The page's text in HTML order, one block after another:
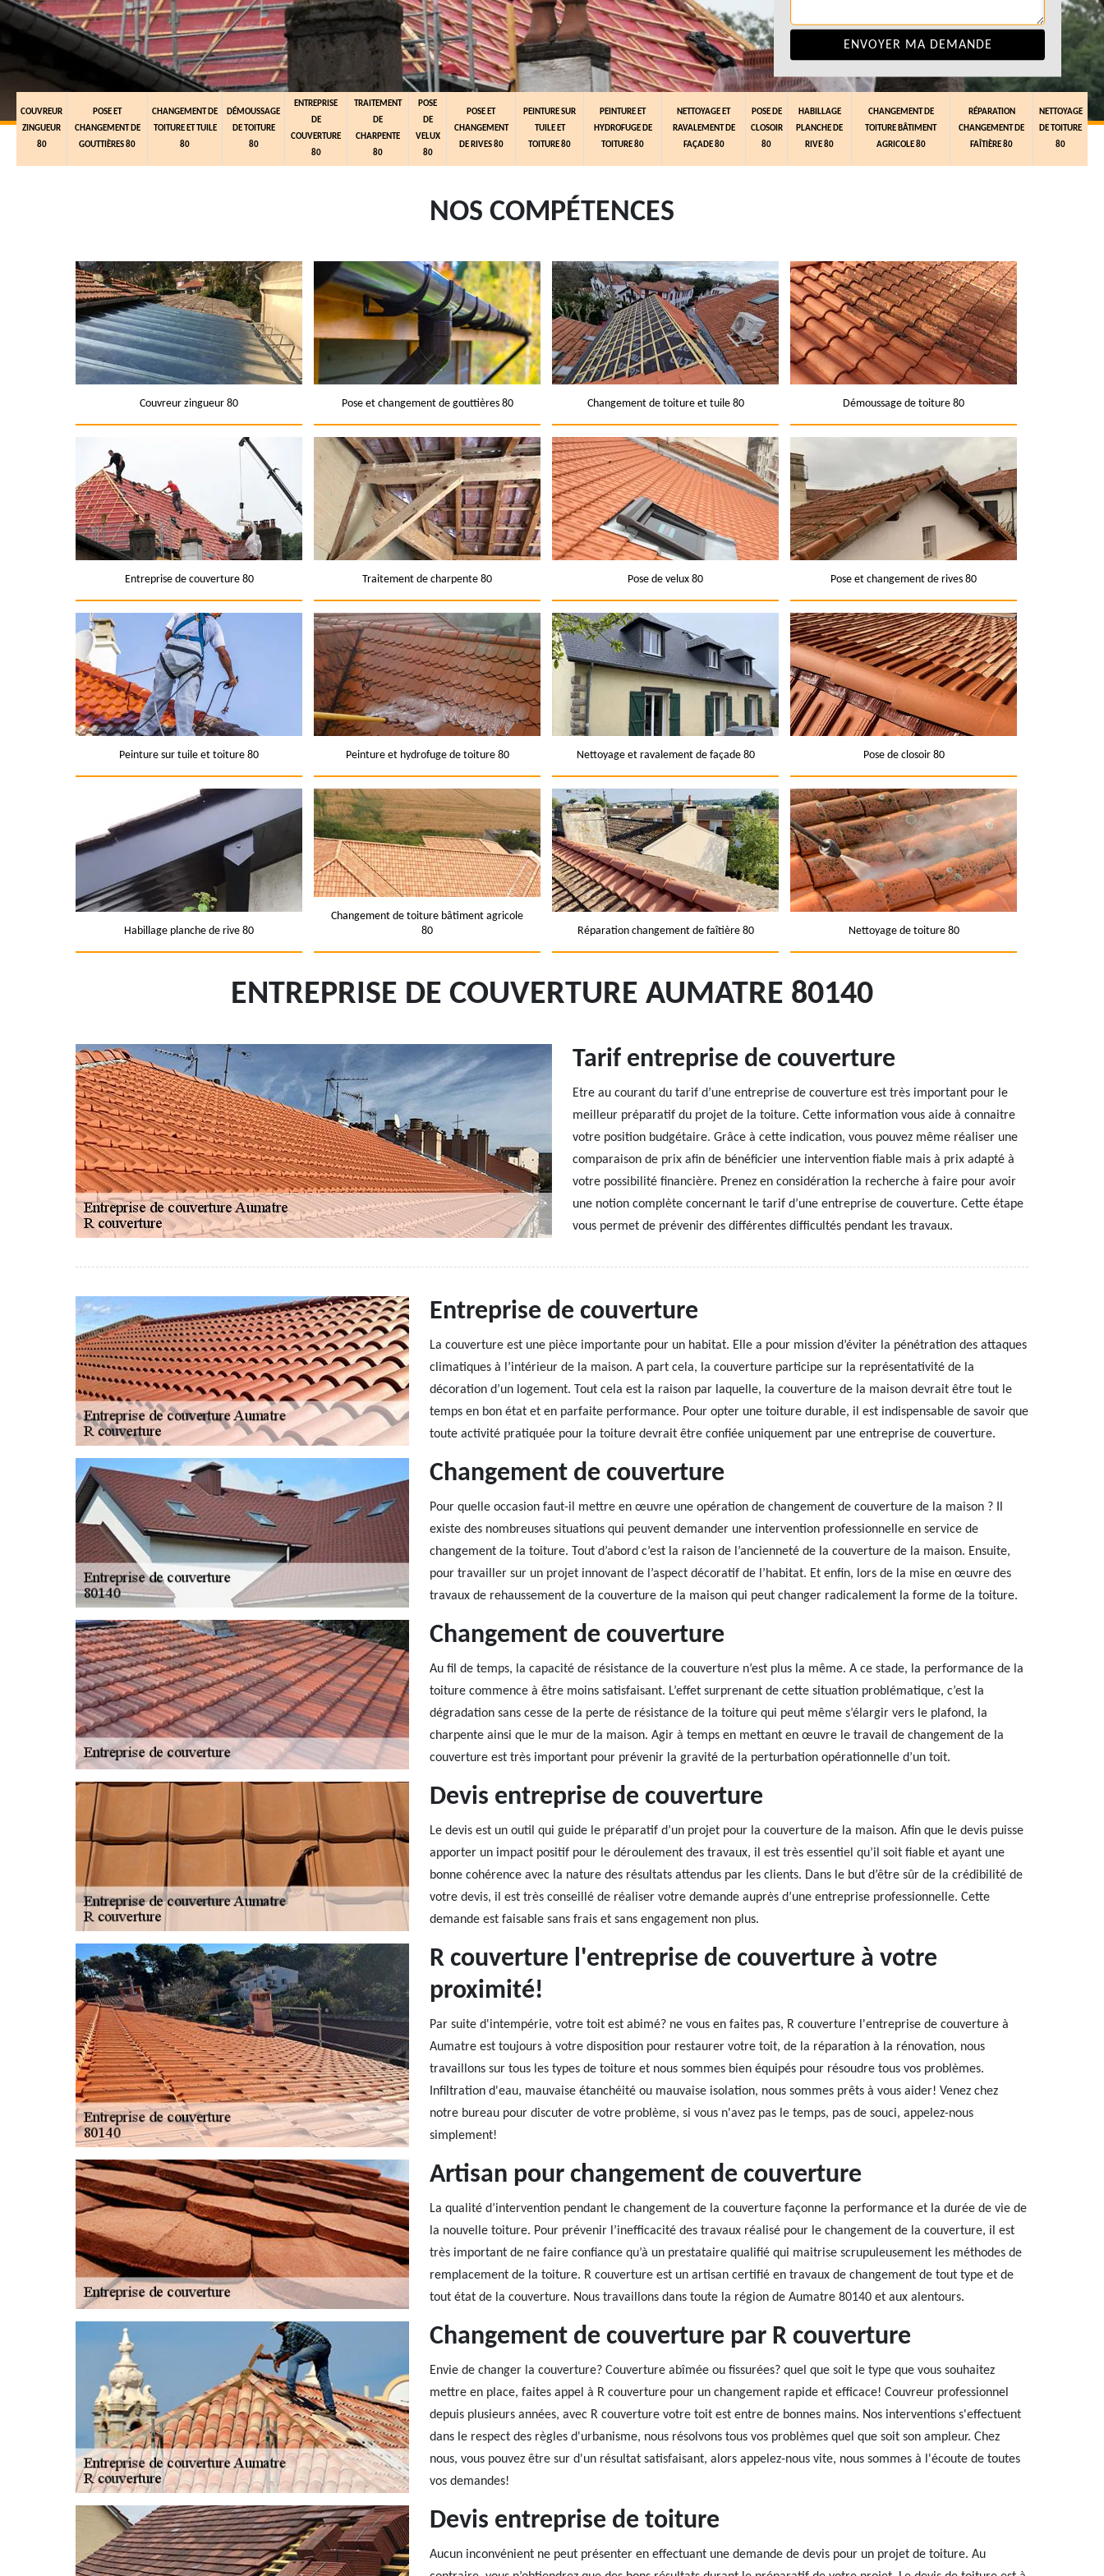
COUVREUR
ZINGUEUR
80
POSE ET
CHANGEMENT DE
GOUTTIÈRES 80
CHANGEMENT DE
TOITURE ET TUILE
80
DÉMOUSSAGE
DE TOITURE
80
ENTREPRISE
DE
COUVERTURE
80
TRAITEMENT
DE
CHARPENTE
80
POSE
DE
VELUX
80
POSE ET
CHANGEMENT
DE RIVES 80
PEINTURE SUR
TUILE ET
TOITURE 80
PEINTURE ET
HYDROFUGE DE
TOITURE 80
NETTOYAGE ET
RAVALEMENT DE
FAÇADE 80
POSE DE
CLOSOIR
80
HABILLAGE
PLANCHE DE
RIVE 80
CHANGEMENT DE
TOITURE BÂTIMENT
AGRICOLE 80
RÉPARATION
CHANGEMENT DE
FAÎTIÈRE 80
NETTOYAGE
DE TOITURE
80
NOS COMPÉTENCES
Couvreur zingueur 80 Pose et changement de gouttières 80 Changement de toiture et tuile 80 Démoussage de toiture 80
Entreprise de couverture 80 Traitement de charpente 80 Pose de velux 80 Pose et changement de rives 80
Peinture sur tuile et toiture 80 Peinture et hydrofuge de toiture 80 Nettoyage et ravalement de façade 80 Pose de closoir 80
Habillage planche de rive 80
Changement de toiture bâtiment agricole
80
Réparation changement de faîtière 80 Nettoyage de toiture 80
ENTREPRISE DE COUVERTURE AUMATRE 80140
Tarif entreprise de couverture
Etre au courant du tarif d’une entreprise de couverture est très important pour le
meilleur préparatif du projet de la toiture. Cette information vous aide à connaitre
votre position budgétaire. Grâce à cette indication, vous pouvez même réaliser une
comparaison de prix afin de bénéficier une intervention fiable mais à prix adapté à
votre possibilité financière. Prenez en considération la recherche à faire pour avoir
une notion complète concernant le tarif d’une entreprise de couverture. Cette étape
vous permet de prévenir des différentes difficultés pendant les travaux.
Entreprise de couverture
La couverture est une pièce importante pour un habitat. Elle a pour mission d’éviter la pénétration des attaques
climatiques à l’intérieur de la maison. A part cela, la couverture participe sur la représentativité de la
décoration d’un logement. Tout cela est la raison par laquelle, la couverture de la maison devrait être tout le
temps en bon état et en parfaite performance. Pour opter une toiture durable, il est indispensable de savoir que
toute activité pratiquée pour la toiture devrait être confiée uniquement par une entreprise de couverture.
Changement de couverture
Pour quelle occasion faut-il mettre en œuvre une opération de changement de couverture de la maison ? Il
existe des nombreuses situations qui peuvent demander une intervention professionnelle en service de
changement de la toiture. Tout d’abord c’est la raison de l’ancienneté de la couverture de la maison. Ensuite,
pour travailler sur un projet innovant de l’aspect décoratif de l’habitat. Et enfin, lors de la mise en œuvre des
travaux de rehaussement de la couverture de la maison qui peut changer radicalement la forme de la toiture.
Changement de couverture
Au fil de temps, la capacité de résistance de la couverture n’est plus la même. A ce stade, la performance de la
toiture commence à être moins satisfaisant. L’effet surprenant de cette situation problématique, c’est la
dégradation sans cesse de la perte de résistance de la toiture qui peut même s’élargir vers le plafond, la
charpente ainsi que le mur de la maison. Agir à temps en mettant en œuvre le travail de changement de la
couverture est très important pour prévenir la gravité de la perturbation opérationnelle d’un toit.
Devis entreprise de couverture
Le devis est un outil qui guide le préparatif d’un projet pour la couverture de la maison. Afin que le devis puisse
apporter un impact positif pour le déroulement des travaux, il est très essentiel qu’il soit fiable et ayant une
bonne cohérence avec la nature des résultats attendus par les clients. Dans le but d’être sûr de la crédibilité de
votre devis, il est très conseillé de réaliser votre demande auprès d’une entreprise professionnelle. Cette
demande est faisable sans frais et sans engagement non plus.
R couverture l'entreprise de couverture à votre
proximité!
Par suite d'intempérie, votre toit est abimé? ne vous en faites pas, R couverture l'entreprise de couverture à
Aumatre est toujours à votre disposition pour restaurer votre toit, de la réparation à la rénovation, nous
travaillons sur tous les types de toiture et nous sommes bien équipés pour résoudre tous vos problèmes.
Infiltration d'eau, mauvaise étanchéité ou mauvaise isolation, nous sommes prêts à vous aider! Venez chez
notre bureau pour discuter de votre problème, si vous n'avez pas le temps, pas de souci, appelez-nous
simplement!
Artisan pour changement de couverture
La qualité d’intervention pendant le changement de la couverture façonne la performance et la durée de vie de
la nouvelle toiture. Pour prévenir l’inefficacité des travaux réalisé pour le changement de la couverture, il est
très important de ne faire confiance qu’à un prestataire qualifié qui maitrise scrupuleusement les méthodes de
remplacement de la toiture. R couverture est un artisan certifié en travaux de changement de tout type et de
tout état de la couverture. Nous travaillons dans toute la région de Aumatre 80140 et aux alentours.
Changement de couverture par R couverture
Envie de changer la couverture? Couverture abîmée ou fissurées? quel que soit le type que vous souhaitez
mettre en place, faites appel à R couverture pour un changement rapide et efficace! Couvreur professionnel
depuis plusieurs années, avec R couverture votre toit est entre de bonnes mains. Nos interventions s'effectuent
dans le respect des règles d'urbanisme, nous résolvons tous vos problèmes quel que soit son ampleur. Chez
nous, vous pouvez être sur d'un résultat satisfaisant, alors appelez-nous vite, nous sommes à l'écoute de toutes
vos demandes!
Devis entreprise de toiture
Aucun inconvénient ne peut présenter en effectuant une demande de devis pour un projet de toiture. Au